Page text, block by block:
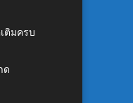
ติมครบ
ด